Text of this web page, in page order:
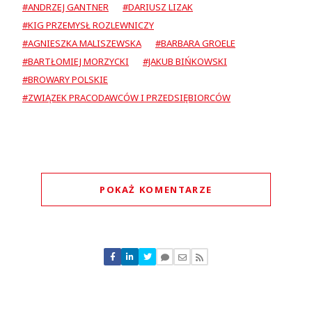
#ANDRZEJ GANTNER
#DARIUSZ LIZAK
#KIG PRZEMYSŁ ROZLEWNICZY
#AGNIESZKA MALISZEWSKA
#BARBARA GROELE
#BARTŁOMIEJ MORZYCKI
#JAKUB BIŃKOWSKI
#BROWARY POLSKIE
#ZWIĄZEK PRACODAWCÓW I PRZEDSIĘBIORCÓW
POKAŻ KOMENTARZE
Nie znaleziono komentarzy
Zostaw swoje komentarze